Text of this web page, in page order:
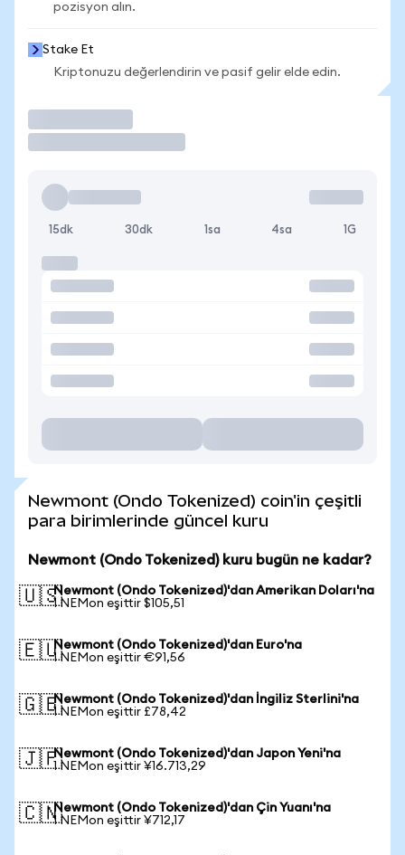
pozisyon alın.
Stake Et
Kriptonuzu değerlendirin ve pasif gelir elde edin.
15dk 30dk 1sa 4sa 1G
Newmont (Ondo Tokenized) coin'in çeşitli
para birimlerinde güncel kuru
Newmont (Ondo Tokenized) kuru bugün ne kadar?
🇺🇸Newmont (Ondo Tokenized)'dan Amerikan Doları'na
1 NEMon eşittir $105,51
🇪🇺Newmont (Ondo Tokenized)'dan Euro'na
1 NEMon eşittir €91,56
🇬🇧Newmont (Ondo Tokenized)'dan İngiliz Sterlini'na
1 NEMon eşittir £78,42
🇯🇵Newmont (Ondo Tokenized)'dan Japon Yeni'na
1 NEMon eşittir ¥16.713,29
🇨🇳Newmont (Ondo Tokenized)'dan Çin Yuanı'na
1 NEMon eşittir ¥712,17